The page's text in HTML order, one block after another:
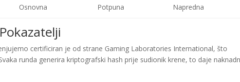
Osnovna Potpuna Napredna
certificiran je od strane Gaming Laboratories International, što
runda generira kriptografski hash prije sudionik krene, to daje